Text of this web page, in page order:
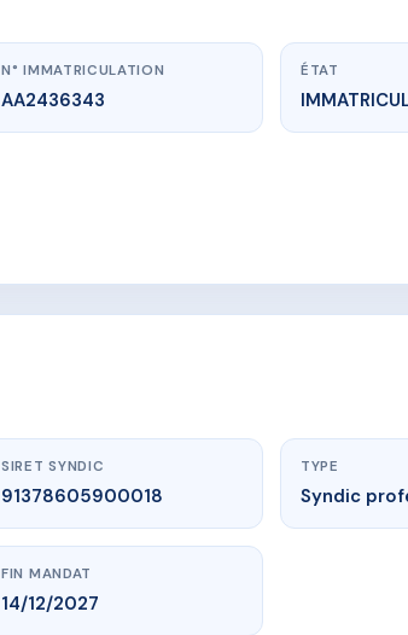
N° IMMATRICULATION
AA2436343
ÉTAT
SIRET SYNDIC
91378605900018
TYPE
Syndic
FIN MANDAT
14/12/2027